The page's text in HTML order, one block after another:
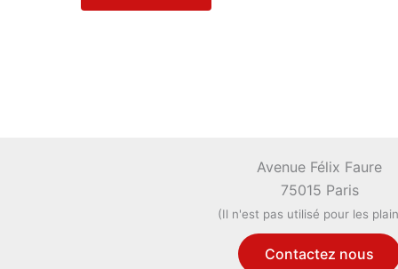
Avenue Félix Faure
75015 Paris
(Il n'est pas utilisé pour les
Contactez nous